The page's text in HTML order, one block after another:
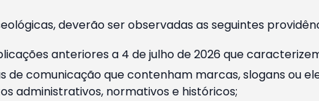
deverão ser observadas as seguintes
anteriores a 4 de julho de 2026 que
de comunicação que contenham marcas, slogans ou
administrativos, normativos e históricos;